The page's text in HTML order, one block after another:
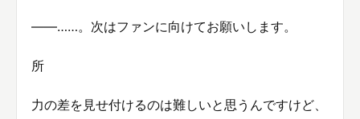
――……。次はファンに向けてお願いします。
所
力の差を見せ付けるのは難しいと思うんですけど、